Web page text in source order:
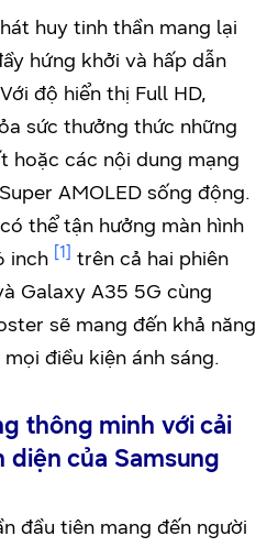
huy tinh thần mang lại
hứng khởi và hấp dẫn
độ hiển thị Full HD,
sức thưởng thức những
hoặc các nội dung mạng
AMOLED sống động.
thể tận hưởng màn hình
inch [1] trên cả hai phiên
Galaxy A35 5G cùng
sẽ mang đến khả năng
điều kiện ánh sáng.
thông minh với cải
của Samsung
đầu tiên mang đến người